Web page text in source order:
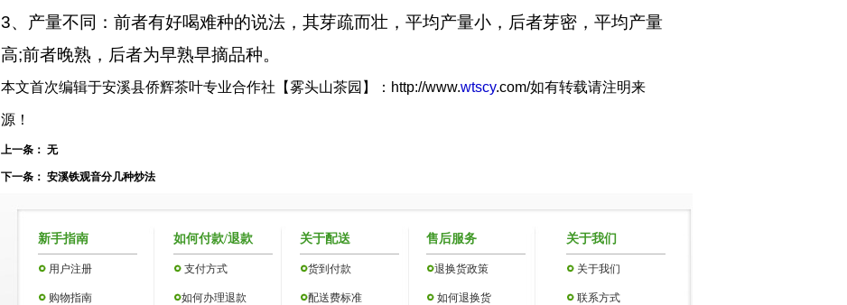
3、产量不同：前者有好喝难种的说法，其芽疏而壮，平均产量小，后者芽密，平均产量
高;前者晚熟，后者为早熟早摘品种。
本文首次编辑于安溪县侨辉茶叶专业合作社【雾头山茶园】： http://www.wtscy.com/如有转载请注明来
源！
上一条： 无
下一条： 安溪铁观音分几种炒法
新手指南
用户注册
购物指南
如何付款/退款
支付方式
如何办理退款
关于配送
货到付款
配送费标准
售后服务
退换货政策
如何退换货
关于我们
关于我们
联系方式